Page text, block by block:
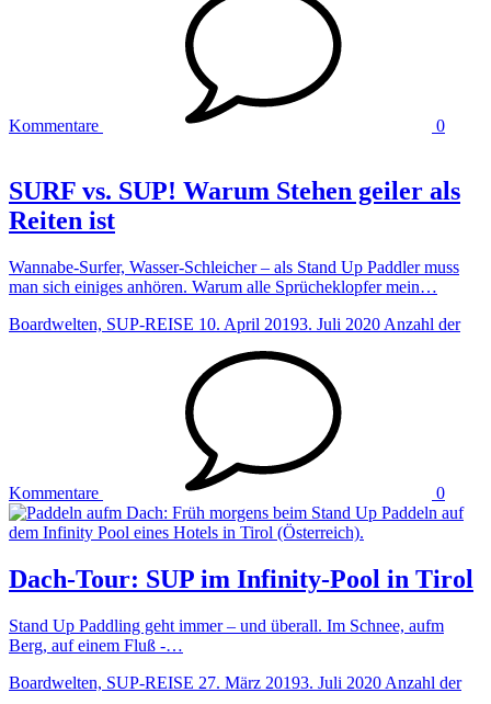
Kommentare 0
SURF vs. SUP! Warum Stehen geiler als
Reiten ist
Wannabe-Surfer, Wasser-Schleicher – als Stand Up Paddler muss
man sich einiges anhören. Warum alle Sprücheklopfer mein…
Boardwelten, SUP-REISE 10. April 20193. Juli 2020 Anzahl der
Kommentare 0
Dach-Tour: SUP im Infinity-Pool in Tirol
Stand Up Paddling geht immer – und überall. Im Schnee, aufm
Berg, auf einem Fluß -…
Boardwelten, SUP-REISE 27. März 20193. Juli 2020 Anzahl der